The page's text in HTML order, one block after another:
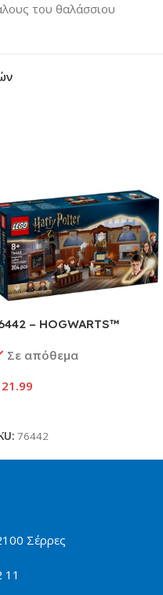
του θαλάσσιου
– HOGWARTS™
Σε απόθεμα
21.99
76442
Σέρρες